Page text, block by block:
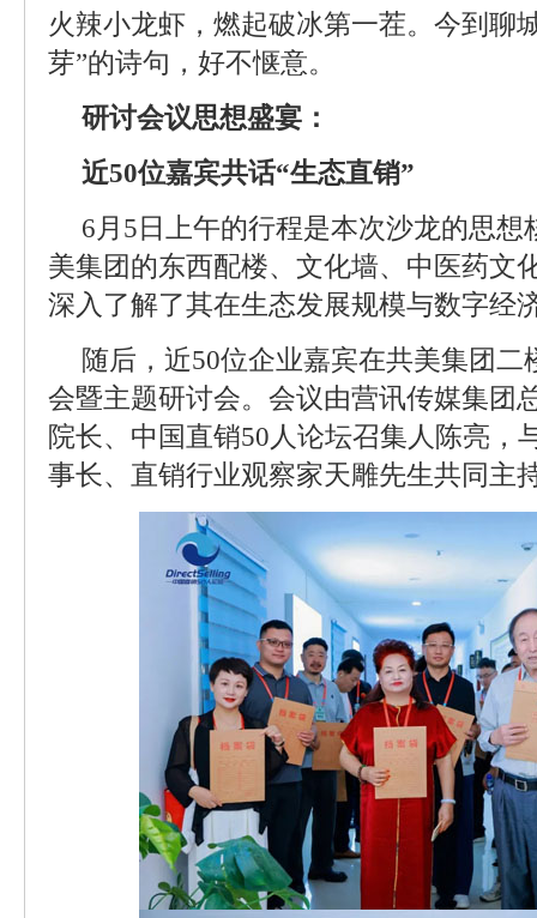
火辣小龙虾，燃起破冰第一茬。今到聊
芽”的诗句，好不惬意。
研讨会议思想盛宴：
近50位嘉宾共话“生态直销”
6月5日上午的行程是本次沙龙的思
美集团的东西配楼、文化墙、中医药文
深入了解了其在生态发展规模与数字经
随后，近50位企业嘉宾在共美集团
会暨主题研讨会。会议由营讯传媒集团
院长、中国直销50人论坛召集人陈亮，
事长、直销行业观察家天雕先生共同主